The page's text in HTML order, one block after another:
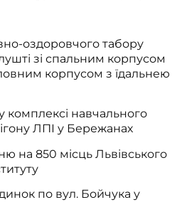
оздоровчого табору
зі спальним корпусом
корпусом з їдальнею
комплексі навчального
ЛПІ у Бережанах
на 850 місць Львівського
по вул. Бойчука у